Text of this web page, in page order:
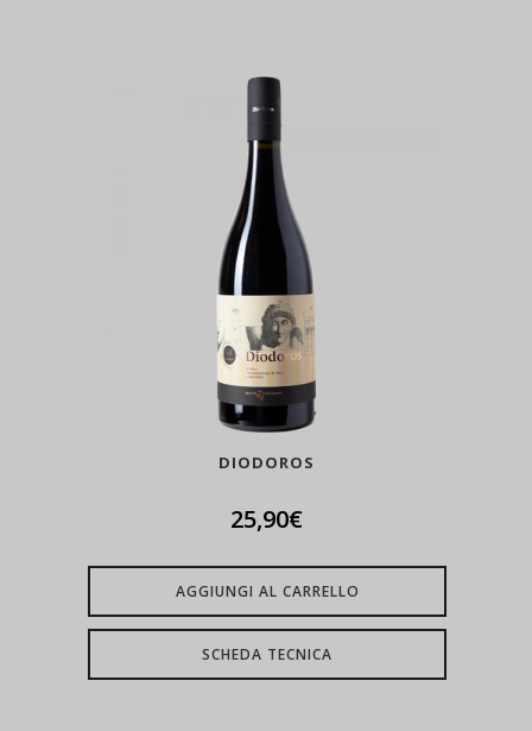
DIODOROS
25,90€
AGGIUNGI AL CARRELLO
SCHEDA TECNICA